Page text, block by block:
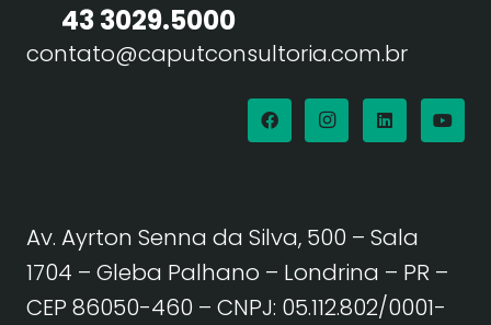
43 3029.5000
contato@caputconsultoria.com.br
Av. Ayrton Senna da Silva, 500 – Sala
1704 – Gleba Palhano – Londrina – PR –
CEP 86050-460 – CNPJ: 05.112.802/0001-